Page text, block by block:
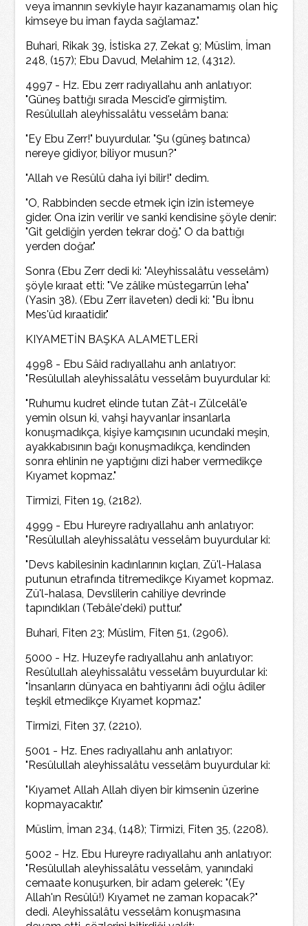
veya imannın sevkiyle hayır kazanamamış olan hiç
kimseye bu iman fayda sağlamaz."
Buhari, Rikak 39, İstiska 27, Zekat 9; Müslim, İman
248, (157); Ebu Davud, Melahim 12, (4312).
4997 - Hz. Ebu zerr radıyallahu anh anlatıyor:
"Güneş battığı sırada Mescid'e girmiştim.
Resûlullah aleyhissalâtu vesselâm bana:
"Ey Ebu Zerr!" buyurdular. "Şu (güneş batınca)
nereye gidiyor, biliyor musun?"
"Allah ve Resûlü daha iyi bilir!" dedim.
"O, Rabbinden secde etmek için izin istemeye
gider. Ona izin verilir ve sanki kendisine şöyle denir:
"Git geldiğin yerden tekrar doğ." O da battığı
yerden doğar."
Sonra (Ebu Zerr dedi ki: "Aleyhissalâtu vesselâm)
şöyle kıraat etti: "Ve zâlike müstegarrün leha"
(Yasin 38). (Ebu Zerr ilaveten) dedi ki: "Bu İbnu
Mes'ûd kıraatidir."
KIYAMETİN BAŞKA ALAMETLERİ
4998 - Ebu Sâid radıyallahu anh anlatıyor:
"Resûlullah aleyhissalâtu vesselâm buyurdular ki:
"Ruhumu kudret elinde tutan Zât-ı Zülcelâl'e
yemin olsun ki, vahşi hayvanlar insanlarla
konuşmadıkça, kişiye kamçısının ucundaki meşin,
ayakkabısının bağı konuşmadıkça, kendinden
sonra ehlinin ne yaptığını dizi haber vermedikçe
Kıyamet kopmaz."
Tirmizi, Fiten 19, (2182).
4999 - Ebu Hureyre radıyallahu anh anlatıyor:
"Resûlullah aleyhissalâtu vesselâm buyurdular ki:
"Devs kabilesinin kadınlarının kıçları, Zü'l-Halasa
putunun etrafında titremedikçe Kıyamet kopmaz.
Zü'l-halasa, Devslilerin cahiliye devrinde
tapındıkları (Tebâle'deki) puttur."
Buhari, Fiten 23; Müslim, Fiten 51, (2906).
5000 - Hz. Huzeyfe radıyallahu anh anlatıyor:
Resûlullah aleyhissalâtu vesselâm buyurdular ki:
"İnsanların dünyaca en bahtiyarını âdi oğlu âdiler
teşkil etmedikçe Kıyamet kopmaz."
Tirmizi, Fiten 37, (2210).
5001 - Hz. Enes radıyallahu anh anlatıyor:
"Resûlullah aleyhissalâtu vesselâm buyurdular ki:
"Kıyamet Allah Allah diyen bir kimsenin üzerine
kopmayacaktır."
Müslim, İman 234, (148); Tirmizi, Fiten 35, (2208).
5002 - Hz. Ebu Hureyre radıyallahu anh anlatıyor:
"Resûlullah aleyhissalâtu vesselâm, yanındaki
cemaate konuşurken, bir adam gelerek: "(Ey
Allah'ın Resûlü!) Kıyamet ne zaman kopacak?"
dedi. Aleyhissalâtu vesselâm konuşmasına